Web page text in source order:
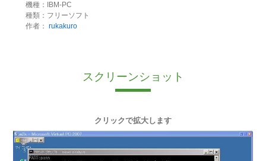
機種：IBM-PC
種類：フリーソフト
作者： rukakuro
スクリーンショット
クリックで拡大します